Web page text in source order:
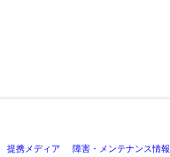
提携メディア 障害・メンテナンス情報